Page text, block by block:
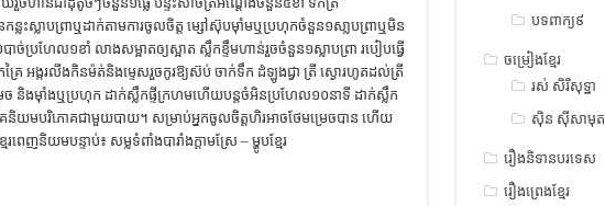
កន្លះស្លាបព្រាឬដាក់តាមការចូលចិត្ត ម្សៅស៊ុបម៉ាំមឬប្រហុកចំនួន១សា្លបព្រាឬមិន
ហែល១ខាំ លាងសម្អាតឲ្យស្អាត ស្លឹកខ្ទឹមហាន់រួចចំនួន១ស្លាបព្រា របៀបធ្វើ
គ្រៃ អង្ករលីងកិនម៉ត់និងម្ទេសរួចកូរឱ្យស៊ប់ ចាក់ទឹក ដំឡូងជ្វា ត្រី ស្ងោរហូតដល់ត្រី
ច និងម៉ាំងឬប្រហុក ដាក់ស្លឹកផ្ទីក្រហមហើយបន្តចំអិនប្រហែល១០នាទី ដាក់ស្លឹក
និយមបរិភោគជាមួយបាយ។ សម្រាប់អ្នកចូលចិត្តហិរអាចថែមម្រេចបាន ហើយ
ញនិយមបន្ទាប់៖ សម្លទំពាំងបារាំងក្តាមស្រែ – ម្ហូបខ្មែរ
បទពាក្យ៩
ចម្រៀងខ្មែរ
រស់ សិរីសុទ្ឋា
ស៊ិន ស៊ីសាមុត
រឿងនិទានបរទេស
រឿងព្រេងខ្មែរ